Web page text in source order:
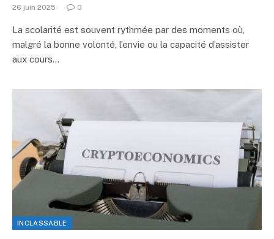
26 juin 2025 0
La scolarité est souvent rythmée par des moments où,
malgré la bonne volonté, l’envie ou la capacité d’assister
aux cours…
INCLASSABLE